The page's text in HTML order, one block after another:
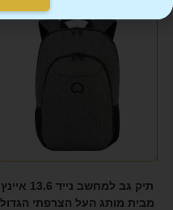
תיק גב למחשב נייד 13.6 איינץ
מבית מותג העל הצרפתי הגדול